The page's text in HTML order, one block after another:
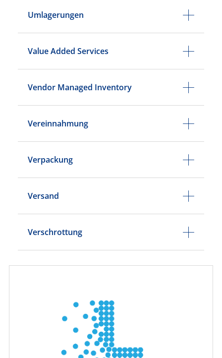
Umlagerungen
Value Added Services
Vendor Managed Inventory
Vereinnahmung
Verpackung
Versand
Verschrottung